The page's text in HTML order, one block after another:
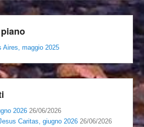
Aires, maggio 2025
2026 26/06/2026
Caritas, giugno 2026 26/06/2026